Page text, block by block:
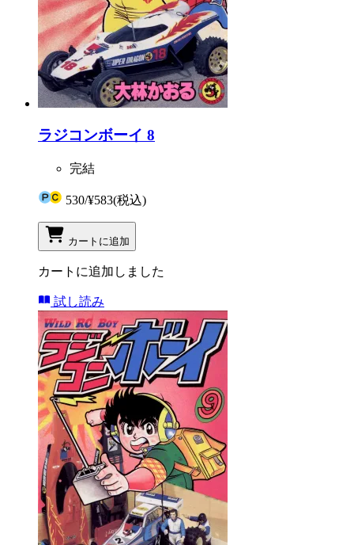
ラジコンボーイ 8
完結
530/¥583(税込)
カートに追加
カートに追加しました
試し読み